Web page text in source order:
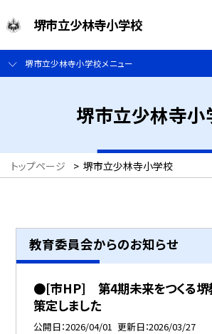
堺市立少林寺小学校
堺市立少林寺小学校メニュー
堺市立少林寺小
トップページ > 堺市立少林寺小学校
教育委員会からのお知らせ
●[市HP] 第4期未来をつくる堺
策定しました
公開日 2026/04/01 更新日 2026/03/27